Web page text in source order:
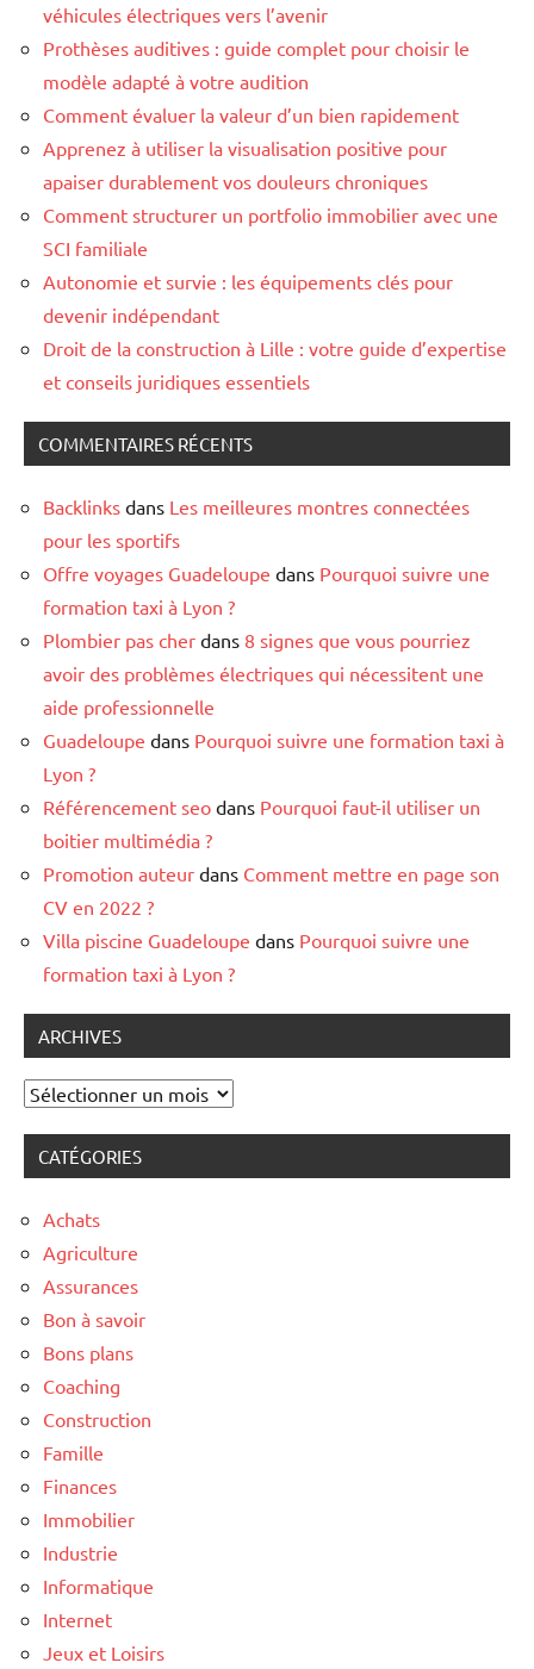
véhicules électriques vers l’avenir
Prothèses auditives : guide complet pour choisir le
modèle adapté à votre audition
Comment évaluer la valeur d’un bien rapidement
Apprenez à utiliser la visualisation positive pour
apaiser durablement vos douleurs chroniques
Comment structurer un portfolio immobilier avec une
SCI familiale
Autonomie et survie : les équipements clés pour
devenir indépendant
Droit de la construction à Lille : votre guide d’expertise
et conseils juridiques essentiels
COMMENTAIRES RÉCENTS
Backlinks dans Les meilleures montres connectées
pour les sportifs
Offre voyages Guadeloupe dans Pourquoi suivre une
formation taxi à Lyon ?
Plombier pas cher dans 8 signes que vous pourriez
avoir des problèmes électriques qui nécessitent une
aide professionnelle
Guadeloupe dans Pourquoi suivre une formation taxi à
Lyon ?
Référencement seo dans Pourquoi faut-il utiliser un
boitier multimédia ?
Promotion auteur dans Comment mettre en page son
CV en 2022 ?
Villa piscine Guadeloupe dans Pourquoi suivre une
formation taxi à Lyon ?
ARCHIVES
Archives
CATÉGORIES
Achats
Agriculture
Assurances
Bon à savoir
Bons plans
Coaching
Construction
Famille
Finances
Immobilier
Industrie
Informatique
Internet
Jeux et Loisirs